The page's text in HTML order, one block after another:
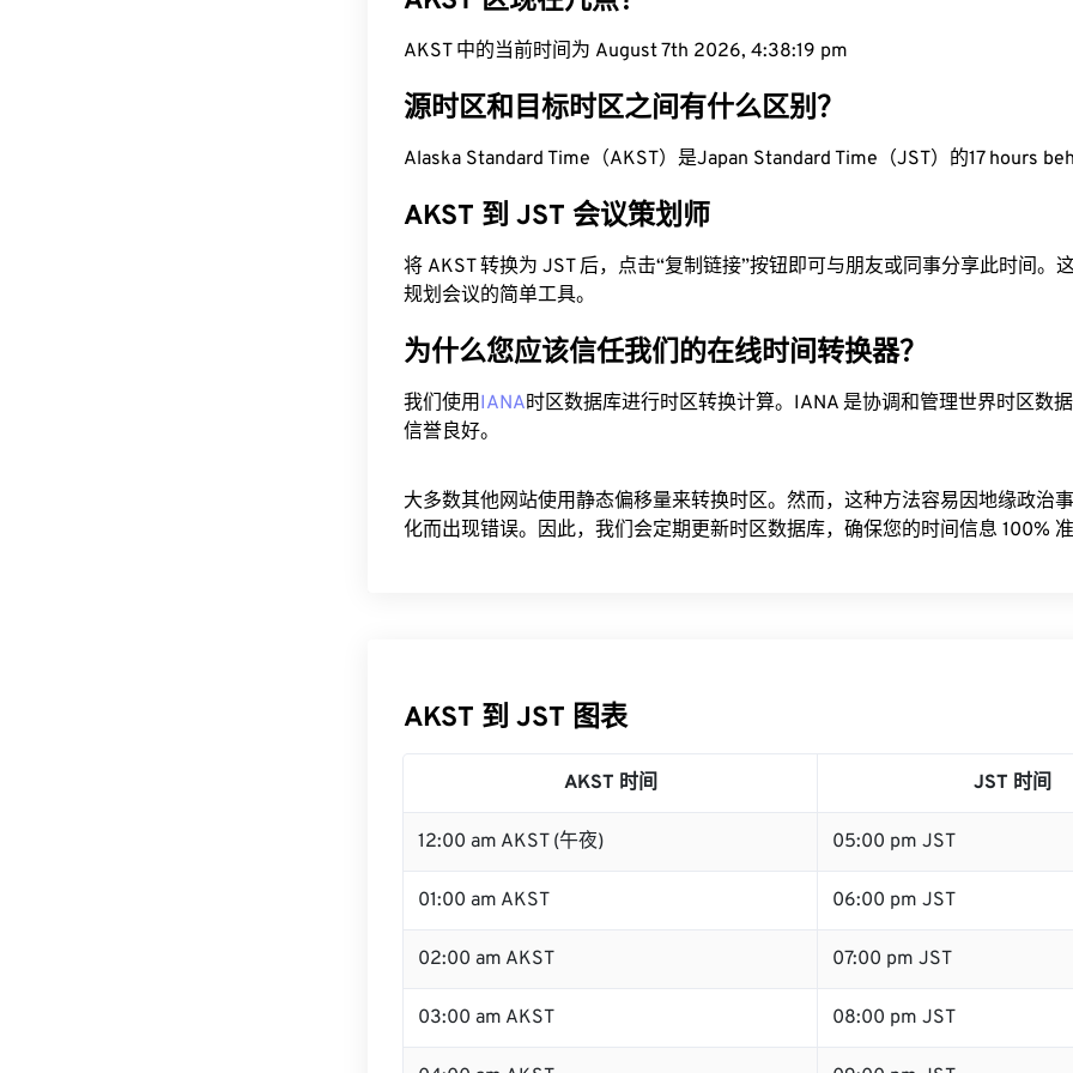
AKST 中的当前时间为 August 7th 2026, 4:38:20 pm
源时区和目标时区之间有什么区别？
Alaska Standard Time（AKST）是Japan Standard Time（JST）的17 hours
AKST 到 JST 会议策划师
将 AKST 转换为 JST 后，点击“复制链接”按钮即可与朋友或同事分享此时间。
规划会议的简单工具。
为什么您应该信任我们的在线时间转换器？
我们使用IANA时区数据库进行时区转换计算。IANA 是协调和管理世界时区数
信誉良好。
大多数其他网站使用静态偏移量来转换时区。然而，这种方法容易因地缘政治
化而出现错误。因此，我们会定期更新时区数据库，确保您的时间信息 100%
AKST 到 JST 图表
AKST 时间 JST 时间
12:00 am AKST (午夜) 05:00 pm JST
01:00 am AKST 06:00 pm JST
02:00 am AKST 07:00 pm JST
03:00 am AKST 08:00 pm JST